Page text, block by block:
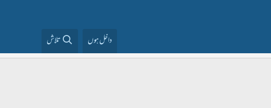
داخل ہوں تلاش